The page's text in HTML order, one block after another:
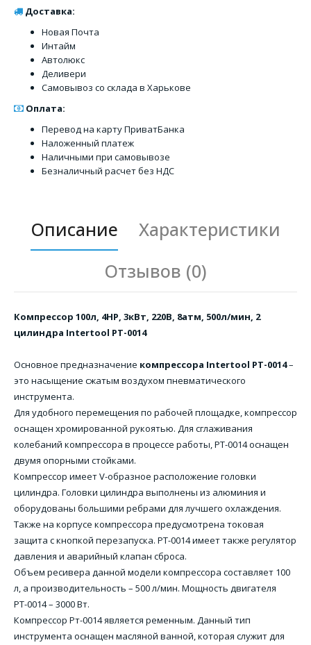
Доставка:
Новая Почта
Интайм
Автолюкс
Деливери
Самовывоз со склада в Харькове
Оплата:
Перевод на карту ПриватБанка
Наложенный платеж
Наличными при самовывозе
Безналичный расчет без НДС
Описание
Характеристики
Отзывов (0)
Компрессор 100л, 4HP, 3кВт, 220В, 8атм, 500л/мин, 2
цилиндра Intertool PT-0014
Основное предназначение компрессора Intertool PT-0014–
это насыщение сжатым воздухом пневматического
инструмента.
Для удобного перемещения по рабочей площадке, компрессор
оснащен хромированной рукоятью. Для сглаживания
колебаний компрессора в процессе работы, РТ-0014 оснащен
двумя опорными стойками.
Компрессор имеет V-образное расположение головки
цилиндра. Головки цилиндра выполнены из алюминия и
оборудованы большими ребрами для лучшего охлаждения.
Также на корпусе компрессора предусмотрена токовая
защита с кнопкой перезапуска. РТ-0014 имеет также регулятор
давления и аварийный клапан сброса.
Объем ресивера данной модели компрессора составляет 100
л, а производительность – 500 л/мин. Мощность двигателя
РТ-0014 – 3000 Вт.
Компрессор Рт-0014 является ременным. Данный тип
инструмента оснащен масляной ванной, которая служит для